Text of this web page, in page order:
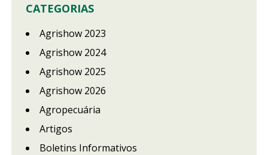
CATEGORIAS
Agrishow 2023
Agrishow 2024
Agrishow 2025
Agrishow 2026
Agropecuária
Artigos
Boletins Informativos